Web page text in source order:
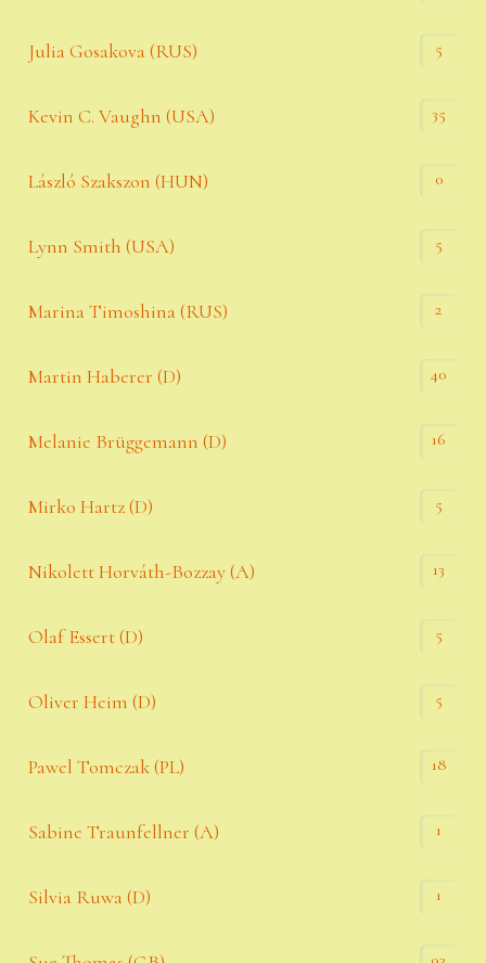
Julia Gosakova (RUS) 5
Kevin C. Vaughn (USA) 35
László Szakszon (HUN) 0
Lynn Smith (USA) 5
Marina Timoshina (RUS) 2
Martin Haberer (D) 40
Melanie Brüggemann (D) 16
Mirko Hartz (D) 5
Nikolett Horváth-Bozzay (A) 13
Olaf Essert (D) 5
Oliver Heim (D) 5
Pawel Tomczak (PL) 18
Sabine Traunfellner (A) 1
Silvia Ruwa (D) 1